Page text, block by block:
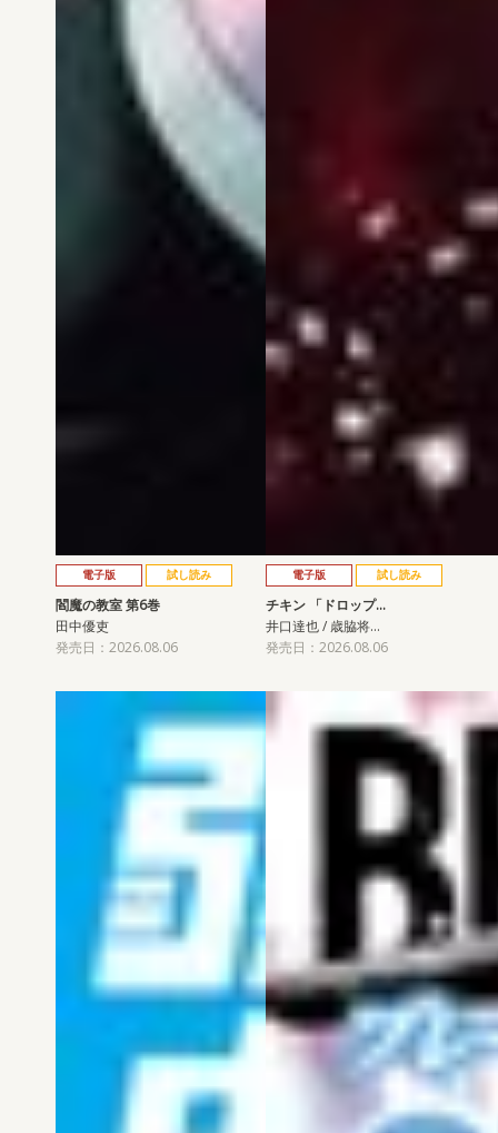
電子版 試し読み
閻魔の教室 第6巻
田中優吏
発売日：2026.08.06
電子版 試し読み
チキン 「ドロップ…
井口達也 / 歳脇将…
発売日：2026.08.06